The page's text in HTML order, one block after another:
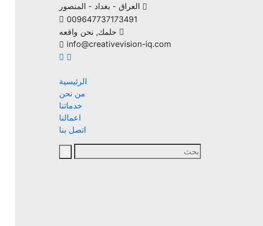
العراق - بغداد - المنصور
009647737173491
حلمك, نحن واقعه
info@creativevision-iq.com
الرئيسية
من نحن
خدماتنا
اعمالنا
اتصل بنا